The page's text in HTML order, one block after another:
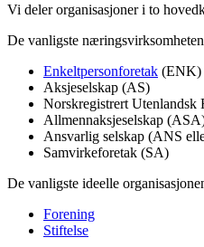
Vi deler organisasjoner i to
De vanligste
Enkeltpersonforetak (ENK)
Aksjeselskap (AS)
Norskregistrert Utenlandsk
Allmennaksjeselskap
Ansvarlig selskap (ANS
Samvirkeforetak (SA)
De vanligste ideelle
Forening
Stiftelse